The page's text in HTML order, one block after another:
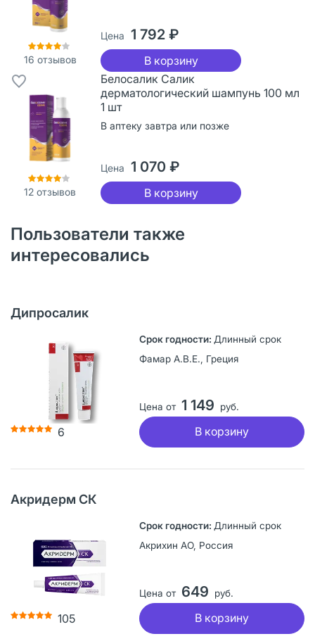
16 отзывов
Цена 1 792 ₽
В корзину
12 отзывов
Белосалик Салик
дерматологический шампунь 100 мл
1 шт
В аптеку завтра или позже
Цена 1 070 ₽
В корзину
Пользователи также
интересовались
Дипросалик
6
Длинный срок
Фамар А.В.Е., Греция
Цена от 1 149 руб.
В корзину
Акридерм СК
105
Длинный срок
Акрихин АО, Россия
Цена от 649 руб.
В корзину